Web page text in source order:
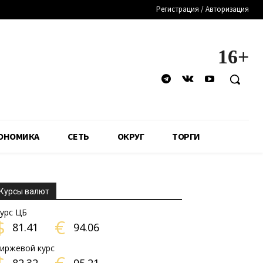
Регистрация / Авторизация
16+
СЕТЬ ОКРУГ ТОРГИ
Курсы валют
ЦБ
81.41 € 94.06
курс